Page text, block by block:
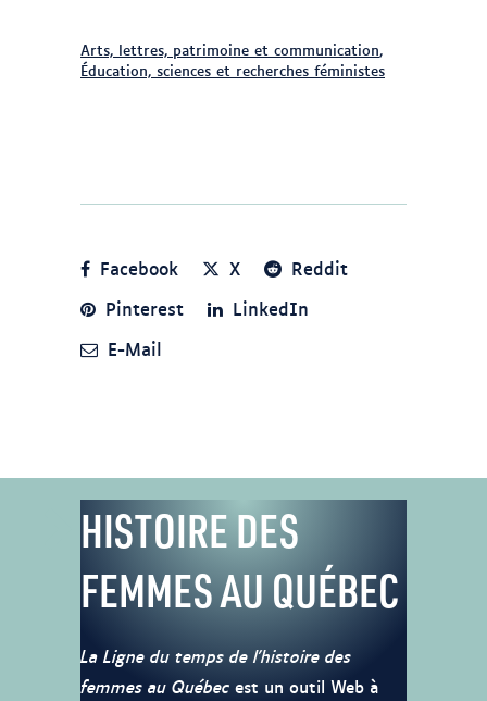
Arts, lettres, patrimoine et communication,
Éducation, sciences et recherches féministes
Facebook X
Reddit
Pinterest
LinkedIn
E-Mail
HISTOIRE DES
FEMMES AU QUÉBEC
La Ligne du temps de l’histoire des
femmes au Québec est un outil Web à